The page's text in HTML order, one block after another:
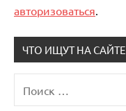
авторизоваться.
ЧТО ИЩУТ НА
для: